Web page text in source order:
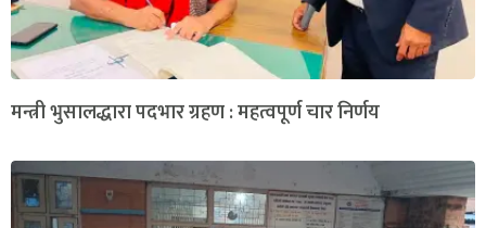
मन्त्री भुसालद्धारा पदभार ग्रहण : महत्वपूर्ण चार निर्णय